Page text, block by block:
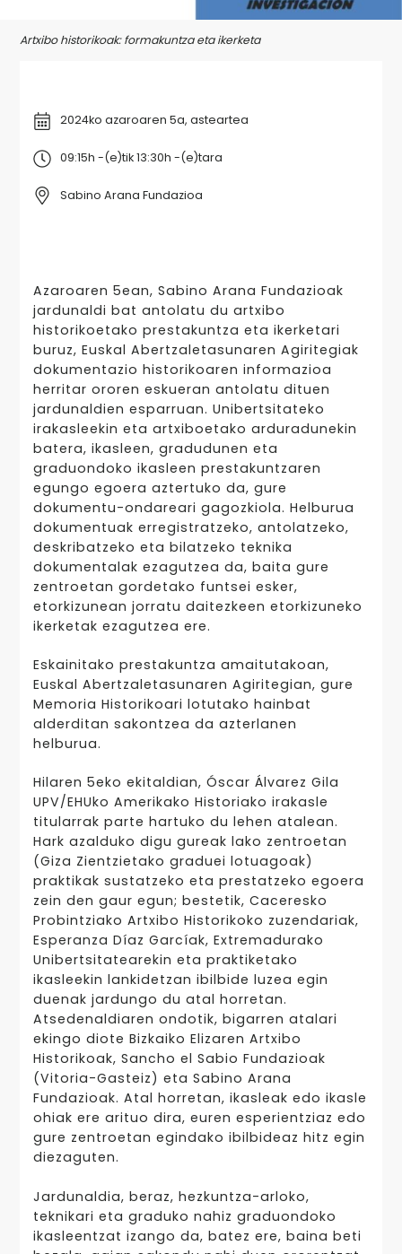
Artxibo historikoak: formakuntza eta ikerketa
2024ko azaroaren 5a, asteartea
09:15h -(e)tik 13:30h -(e)tara
Sabino Arana Fundazioa
Azaroaren 5ean, Sabino Arana Fundazioak
jardunaldi bat antolatu du artxibo
historikoetako prestakuntza eta ikerketari
buruz, Euskal Abertzaletasunaren Agiritegiak
dokumentazio historikoaren informazioa
herritar ororen eskueran antolatu dituen
jardunaldien esparruan. Unibertsitateko
irakasleekin eta artxiboetako arduradunekin
batera, ikasleen, gradudunen eta
graduondoko ikasleen prestakuntzaren
egungo egoera aztertuko da, gure
dokumentu-ondareari gagozkiola. Helburua
dokumentuak erregistratzeko, antolatzeko,
deskribatzeko eta bilatzeko teknika
dokumentalak ezagutzea da, baita gure
zentroetan gordetako funtsei esker,
etorkizunean jorratu daitezkeen etorkizuneko
ikerketak ezagutzea ere.
Eskainitako prestakuntza amaitutakoan,
Euskal Abertzaletasunaren Agiritegian, gure
Memoria Historikoari lotutako hainbat
alderditan sakontzea da azterlanen
helburua.
Hilaren 5eko ekitaldian, Óscar Álvarez Gila
UPV/EHUko Amerikako Historiako irakasle
titularrak parte hartuko du lehen atalean.
Hark azalduko digu gureak lako zentroetan
(Giza Zientzietako graduei lotuagoak)
praktikak sustatzeko eta prestatzeko egoera
zein den gaur egun; bestetik, Caceresko
Probintziako Artxibo Historikoko zuzendariak,
Esperanza Díaz Garcíak, Extremadurako
Unibertsitatearekin eta praktiketako
ikasleekin lankidetzan ibilbide luzea egin
duenak jardungo du atal horretan.
Atsedenaldiaren ondotik, bigarren atalari
ekingo diote Bizkaiko Elizaren Artxibo
Historikoak, Sancho el Sabio Fundazioak
(Vitoria-Gasteiz) eta Sabino Arana
Fundazioak. Atal horretan, ikasleak edo ikasle
ohiak ere arituo dira, euren esperientziaz edo
gure zentroetan egindako ibilbideaz hitz egin
diezaguten.
Jardunaldia, beraz, hezkuntza-arloko,
teknikari eta graduko nahiz graduondoko
ikasleentzat izango da, batez ere, baina beti